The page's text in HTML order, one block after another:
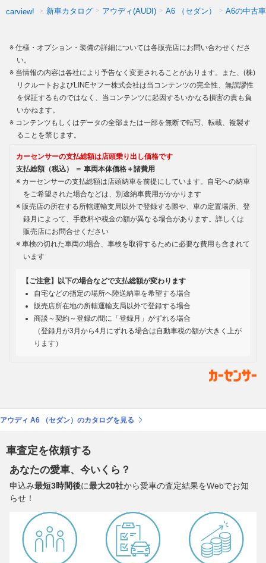
carview! 新車カタログ アウディ(AUDI) A6 （セダン） A6の中古車
仕様・オプション・装備の詳細については各販売店にお問い合わせくださ
い。
当情報の内容は各社により予告なく変更されることがあります。また、(株)
リクルートおよびLINEヤフー株式会社は当コンテンツの完全性、無誤謬性
を保証するものではなく、当コンテンツに起因するいかなる損害の責も負
いかねます。
コンテンツもしくはデータの全部または一部を無断で転写、転載、複製す
ることを禁じます。
カーセンサーの支払総額は店頭乗り出し価格です
支払総額（税込） ＝ 車両本体価格＋諸費用
カーセンサーの支払総額は店頭納車を前提にしています。自宅への納車
をご希望された場合などは、別途納車費用がかかります
販売店の所在する所轄運輸支局以外で登録する際や、車の定置場所、登
録月によって、手数料や税金の額が異なる場合があります。詳しくは
販売店にお問合せください
車検の切れた車両の場合、車検を取得するために必要な費用も含まれて
います
【ご注意】以下の場合などで支払総額が変わります
自宅などの指定の場所へ陸送納車を希望する場合
販売店所在地の所轄運輸支局以外で登録する場合
商談～契約～登録の間に「登録月」がずれる場合
（登録月が3月から4月にずれる場合は自動車税の額が大きく上が
ります）
アウディ A6 （セダン）のカタログを見る
車査定を依頼する
あなたの愛車、今いくら？
申込み最短3時間後に最大20社から愛車の査定結果をWebでお知
らせ！